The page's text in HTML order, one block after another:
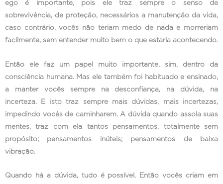
ego é importante, pois ele traz sempre o senso de
sobrevivência, de proteção, necessários a manutenção da vida,
caso contrário, vocês não teriam medo de nada e morreriam
facilmente, sem entender muito bem o que estaria acontecendo.
Então ele faz um papel muito importante, sim, dentro da
consciência humana. Mas ele também foi habituado e ensinado,
a manter vocês sempre na desconfiança, na dúvida, na
incerteza. E isto traz sempre mais dúvidas, mais incertezas,
impedindo vocês de caminharem. A dúvida quando assola suas
mentes, traz com ela tantos pensamentos, totalmente sem
propósito; pensamentos inúteis; pensamentos de baixa
vibração.
Quando há a dúvida, tudo é possível. Então vocês criam em